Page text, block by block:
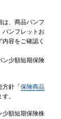
は、商品パンフ
パンフレットお
容をご確認く
ン少額短期保険
方針「保険商品
。
少額短期保険株